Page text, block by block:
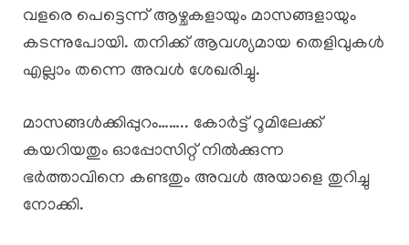
വളരെ പെട്ടെന്ന് ആഴ്ചകളായും മാസങ്ങളായും
കടന്നുപോയി. തനിക്ക് ആവശ്യമായ തെളിവുകൾ
എല്ലാം തന്നെ അവൾ ശേഖരിച്ചു.
മാസങ്ങൾക്കിപ്പുറം…….. കോർട്ട് റൂമിലേക്ക്
കയറിയതും ഓപ്പോസിറ്റ് നിൽക്കുന്ന
ഭർത്താവിനെ കണ്ടതും അവൾ അയാളെ തുറിച്ചു
നോക്കി.